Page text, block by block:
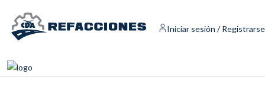
Iniciar sesión / Registrarse